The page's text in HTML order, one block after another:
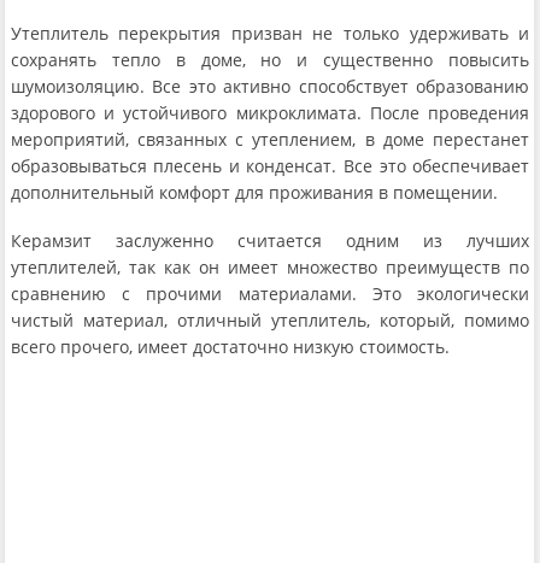
Утеплитель перекрытия призван не только удерживать и
сохранять тепло в доме, но и существенно повысить
шумоизоляцию. Все это активно способствует образованию
здорового и устойчивого микроклимата. После проведения
мероприятий, связанных с утеплением, в доме перестанет
образовываться плесень и конденсат. Все это обеспечивает
дополнительный комфорт для проживания в помещении.
Керамзит заслуженно считается одним из лучших
утеплителей, так как он имеет множество преимуществ по
сравнению с прочими материалами. Это экологически
чистый материал, отличный утеплитель, который, помимо
всего прочего, имеет достаточно низкую стоимость.